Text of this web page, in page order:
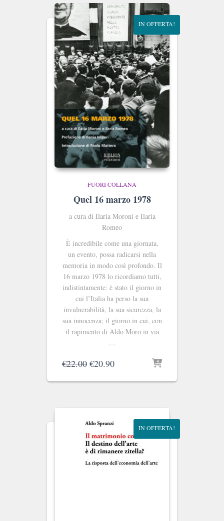
IN OFFERTA!
FUORI COLLANA
Quel 16 marzo 1978
a cura di Ilaria Moroni e Ilaria
Romeo
È incredibile come una giornata,
un evento, possa radicarsi nella
memoria in modo così profondo. Il
16 marzo 1978 lo ricordiamo tutti,
indistintamente: è stato il giorno in
cui l’Italia ha perso la sua
invulnerabilità, la sua sicurezza, la
sua innocenza; il giorno in cui, con
il rapimento di Aldo Moro in via
…
€22.00 Il
originale
€22.00.
€20.90Il
attuale
€20.90.
IN OFFERTA!